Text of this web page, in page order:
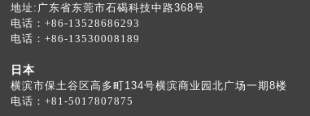
地址:广东省东莞市石碣科技中路368号
电话：+86-13528686293
电话：+86-13530008189
日本
横滨市保土谷区高多町134号横滨商业园北广场一期8楼
电话：+81-5017807875